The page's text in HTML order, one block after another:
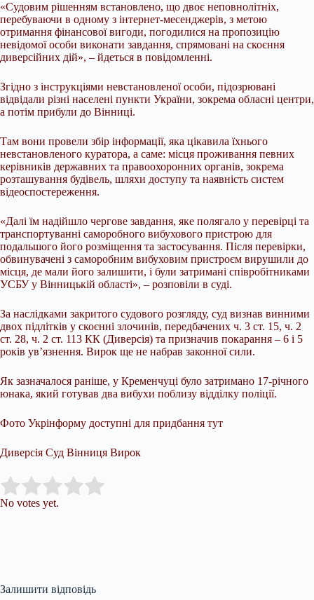
«Судовим рішенням встановлено, що двоє неповнолітніх,
перебуваючи в одному з інтернет-месенджерів, з метою
отримання фінансовоївигоди, погодилися на пропозицію
невідомої особи виконати завдання, спрямовані на скоєння
диверсійних дій», – йдеться в повідомленні.
Згідно з інструкціями невстановленої особи, підозрювані
відвідали різні населені пункти України, зокрема обласні центри,
а потім прибули до Вінниці.
Там вони провели збір інформації, яка цікавила їхнього
невстановленого куратора, а саме: місця проживання певних
керівників державних та правоохоронних органів, зокрема
розташування будівель, шляхи доступу та наявність систем
відеоспостереження.
«Далі їм надійшло чергове завдання, яке полягало у перевірці та
транспортуванні саморобного вибухового пристрою для
подальшого його розміщення та застосування. Після перевірки,
обвинувачені з саморобним вибуховим пристроєм вирушили до
місця, де мали його залишити, і були затримані співробітниками
УСБУ у Вінницькій області», – розповіли в суді.
За наслідками закритого судового розгляду, суд визнав винними
двох підлітків у скоєнні злочинів, передбачених ч. 3 ст. 15, ч. 2
ст. 28, ч. 2 ст. 113 КК (Диверсія) та призначив покарання – 6 і 5
років ув’язнення. Вирок ще не набрав законної сили.
Як зазначалося раніше, у Кременчуці було затримано 17-річного
юнака, який готував два вибухи поблизу відділку поліції.
Фото Укрінформу доступні для придбання тут
Диверсія Суд Вінниця Вирок
Rate this item:
No votes yet.
Залишити відповідь